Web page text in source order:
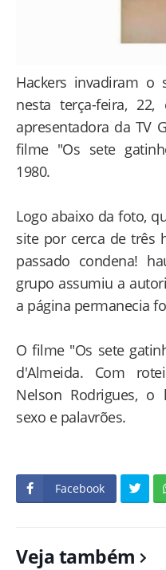
Hackers invadiram o
nesta terça-feira,
apresentadora da TV
filme "Os sete
1980.
Logo abaixo da foto,
site por cerca de três
passado condena!
grupo assumiu a
a página permanecia
O filme "Os sete
d'Almeida. Com
Nelson Rodrigues, o
sexo e palavrões.
Facebook
Veja também